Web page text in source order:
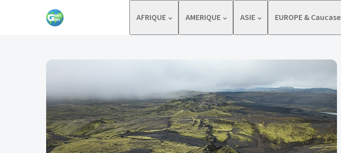
Skip to content
AFRIQUE AMERIQUE ASIE EUROPE & Caucase